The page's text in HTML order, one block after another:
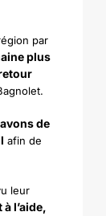
par
plus
de
afin de
leur
l’aide,